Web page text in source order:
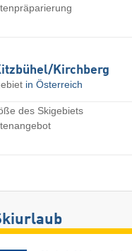
​Kirchberg
in Österreich
des Skigebiets